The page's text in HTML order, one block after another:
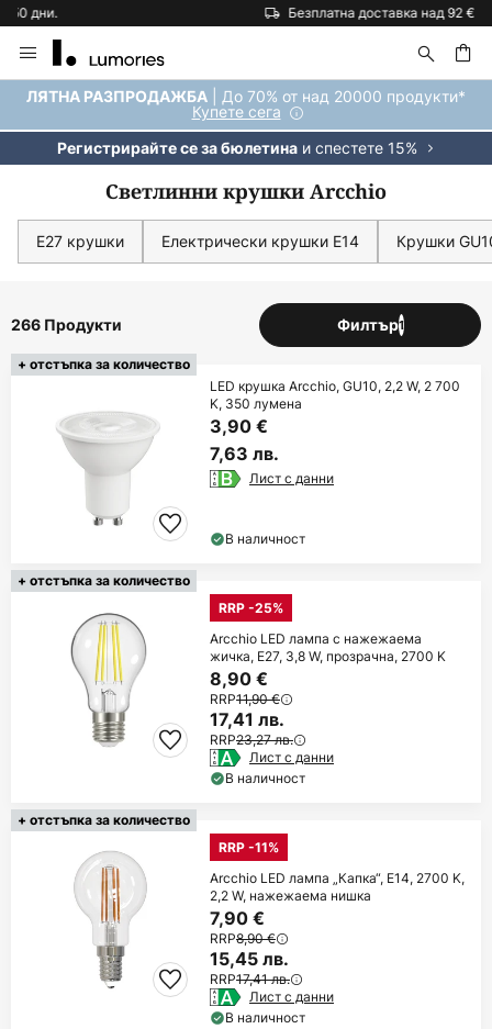
Безплатна доставка над 92 €.
Прескачане
към
съдържанието
ЛЯТНА РАЗПРОДАЖБА | До 70% от над 20000 продукти*
Купете сега
Регистрирайте се за бюлетинаи спестете 15%
Светлинни крушки Arcchio
Е27 крушки Електрически крушки E14 Крушки
266 Продукти Филтър1
+ отстъпка за количество
LED крушка Arcchio, GU10, 2,2 W, 2 700
K, 350 лумена
3,90 €
7,63 лв.
Лист с данни
В наличност
+ отстъпка за количество
RRP -25%
Arcchio LED лампа с нажежаема
жичка, E27, 3,8 W, прозрачна, 2700 K
8,90 €
RRP11,90 €
17,41 лв.
RRP23,27 лв.
Лист с данни
В наличност
+ отстъпка за количество
RRP -11%
Arcchio LED лампа „Капка“, E14, 2700 K,
2,2 W, нажежаема нишка
7,90 €
RRP8,90 €
15,45 лв.
RRP17,41 лв.
Лист с данни
В наличност